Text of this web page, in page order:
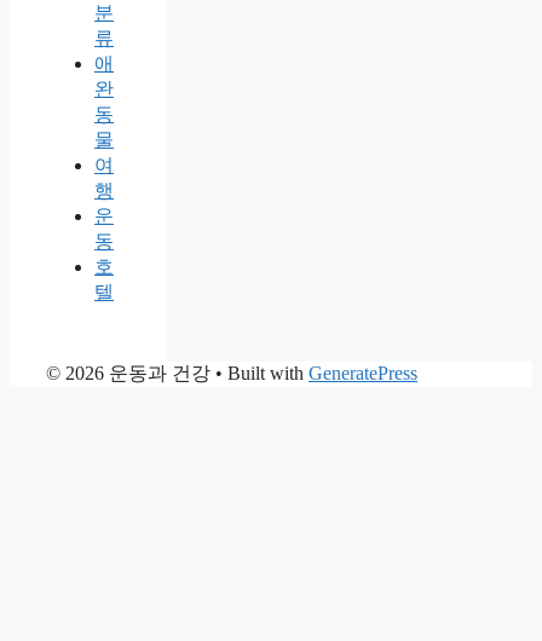
분
류
애
완
동
물
여
행
운
동
호
텔
© 2026 운동과 건강 • Built with GeneratePress